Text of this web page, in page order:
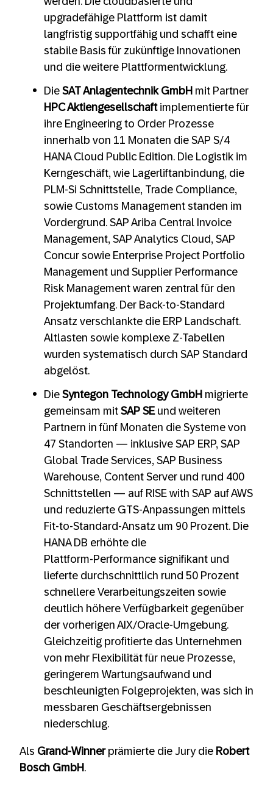
upgradefähige Plattform ist damit
langfristig supportfähig und schafft eine
stabile Basis für zukünftige Innovationen
und die weitere Plattformentwicklung.
Die SAT Anlagentechnik GmbH mit Partner
HPC Aktiengesellschaft implementierte für
ihre Engineering to Order Prozesse
innerhalb von 11 Monaten die SAP S/4
HANA Cloud Public Edition. Die Logistik im
Kerngeschäft, wie Lagerliftanbindung, die
PLM-Si Schnittstelle, Trade Compliance,
sowie Customs Management standen im
Vordergrund. SAP Ariba Central Invoice
Management, SAP Analytics Cloud, SAP
Concur sowie Enterprise Project Portfolio
Management und Supplier Performance
Risk Management waren zentral für den
Projektumfang. Der Back-to-Standard
Ansatz verschlankte die ERP Landschaft.
Altlasten sowie komplexe Z-Tabellen
wurden systematisch durch SAP Standard
abgelöst.
Die Syntegon Technology GmbH migrierte
gemeinsam mit SAP SE und weiteren
Partnern in fünf Monaten die Systeme von
47 Standorten — inklusive SAP ERP, SAP
Global Trade Services, SAP Business
Warehouse, Content Server und rund 400
Schnittstellen — auf RISE with SAP auf AWS
und reduzierte GTS‑Anpassungen mittels
Fit‑to‑Standard‑Ansatz um 90 Prozent. Die
HANA DB erhöhte die
Plattform‑Performance signifikant und
lieferte durchschnittlich rund 50 Prozent
schnellere Verarbeitungszeiten sowie
deutlich höhere Verfügbarkeit gegenüber
der vorherigen AIX/Oracle‑Umgebung.
Gleichzeitig profitierte das Unternehmen
von mehr Flexibilität für neue Prozesse,
geringerem Wartungsaufwand und
beschleunigten Folgeprojekten, was sich in
messbaren Geschäftsergebnissen
niederschlug.
Als Grand-Winnerprämierte die Jury die Robert
Bosch GmbH.